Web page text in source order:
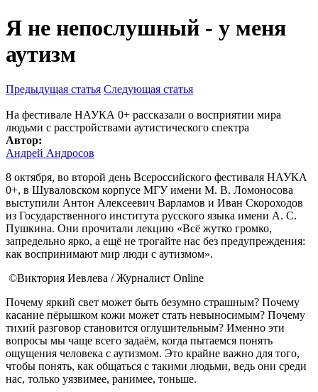
Я не непослушный - у меня
аутизм
Предыдущая статья Следующая статья
На фестивале НАУКА 0+ рассказали о восприятии мира
людьми с расстройствами аутистического спектра
Автор:
Андрей Андросов
8 октября, во второй день Всероссийского фестиваля НАУКА
0+, в Шуваловском корпусе МГУ имени М. В. Ломоносова
выступили Антон Алексеевич Варламов и Иван Скороходов
из Государственного института русского языка имени А. С.
Пушкина. Они прочитали лекцию «Всё жутко громко,
запредельно ярко, а ещё не трогайте нас без предупреждения:
как воспринимают мир люди с аутизмом».
©Виктория Иевлева / Журналист Online
Почему яркий свет может быть безумно страшным? Почему
касание пёрышком кожи может стать невыносимым? Почему
тихий разговор становится оглушительным? Именно эти
вопросы мы чаще всего задаём, когда пытаемся понять
ощущения человека с аутизмом. Это крайне важно для того,
чтобы понять, как общаться с такими людьми, ведь они среди
нас, только уязвимее, ранимее, тоньше.